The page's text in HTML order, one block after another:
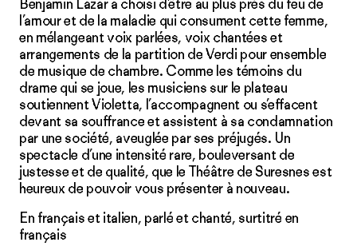
Benjamin Lazar a choisi d’être au plus près du feu de
l’amour et de la maladie qui consument cette femme,
en mélangeant voix parlées, voix chantées et
arrangements de la partition de Verdi pour ensemble
de musique de chambre. Comme les témoins du
drame qui se joue, les musiciens sur le plateau
soutiennent Violetta, l’accompagnent ou s’effacent
devant sa souffrance et assistent à sa condamnation
par une société, aveuglée par ses préjugés. Un
spectacle d’une intensité rare, bouleversant de
justesse et de qualité, que le Théâtre de Suresnes est
heureux de pouvoir vous présenter à nouveau.
En français et italien, parlé et chanté, surtitré en
français